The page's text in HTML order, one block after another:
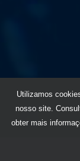
Utilizamos
nosso site.
obter mais